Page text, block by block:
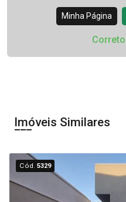
Minha Página
Imóveis Similares
Cód.5329